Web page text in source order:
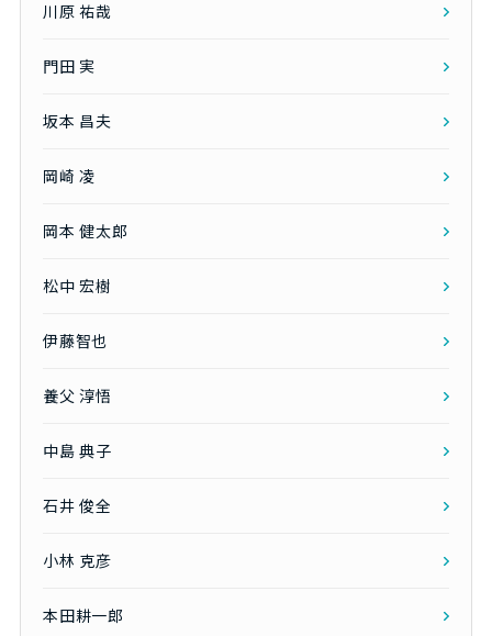
川原 祐哉
門田 実
坂本 昌夫
岡崎 凌
岡本 健太郎
松中 宏樹
伊藤智也
養父 淳悟
中島 典子
石井 俊全
小林 克彦
本田耕一郎